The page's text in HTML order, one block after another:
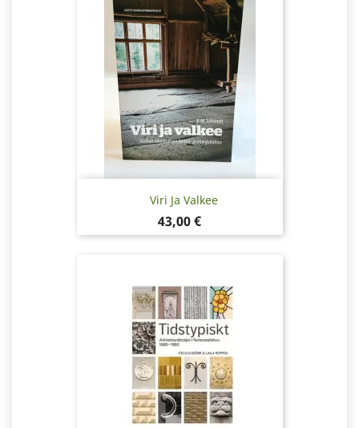
Viri Ja Valkee
Pris
43,00 €